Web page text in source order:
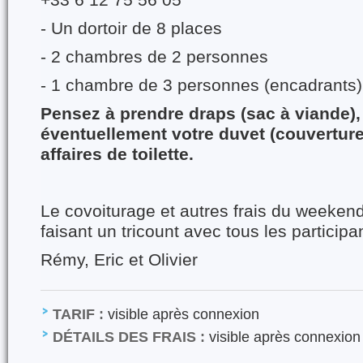
- Un dortoir de 8 places
- 2 chambres de 2 personnes
- 1 chambre de 3 personnes (encadrants)
Pensez à prendre draps (sac à
éventuellement votre duvet
affaires de toilette.
Le covoiturage et autres frais du
faisant un tricount avec tous les
Rémy, Eric et Olivier
TARIF : visible après connexion
DÉTAILS DES FRAIS : visible après connexion